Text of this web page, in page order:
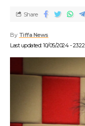
Last updated: 10/05/2024 - 23:22
By Tiffa News
Share